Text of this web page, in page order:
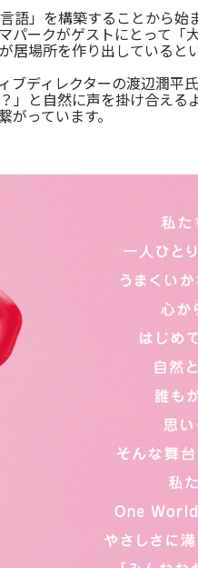
」を構築することから始
ークがゲストにとって「
場所を作り出していると
ディレクターの渡辺潤平
」と自然に声を掛け合える
っています。